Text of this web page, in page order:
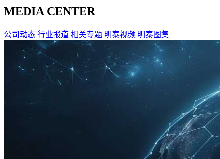
MEDIA CENTER
公司动态 行业报道 相关专题 明泰视频 明泰图集